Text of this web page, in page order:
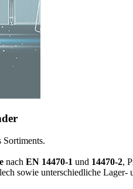
Sortiments.
nach EN 14470-1 und 14470-2,
sowie unterschiedliche Lager-